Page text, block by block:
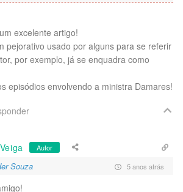
excelente artigo!
pejorativo usado por alguns para se referir
por exemplo, já se enquadra como
episódios envolvendo a ministra Damares!
Autor
Souza 5 anos atrás